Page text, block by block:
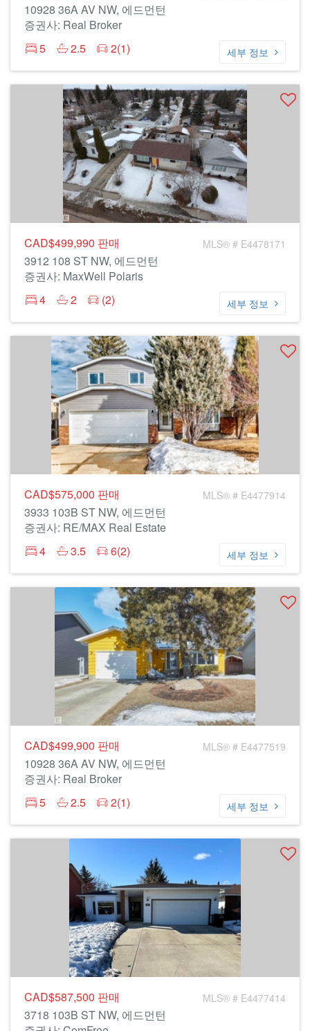
10928 36A AV NW, 에드먼턴
증권사: Real Broker
5
2.5 2(1) 세부 정보
CAD$499,990 판매 MLS® # E4478171
3912 108 ST NW, 에드먼턴
증권사: MaxWell Polaris
4
2 (2) 세부 정보
CAD$575,000 판매 MLS® # E4477914
3933 103B ST NW, 에드먼턴
증권사: RE/MAX Real Estate
4
3.5 6(2) 세부 정보
CAD$499,900 판매 MLS® # E4477519
10928 36A AV NW, 에드먼턴
증권사: Real Broker
5
2.5 2(1) 세부 정보
CAD$587,500 판매 MLS® # E4477414
3718 103B ST NW, 에드먼턴